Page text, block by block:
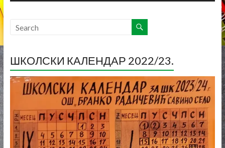
ШКОЛСКИ КАЛЕНДАР 2022/23.